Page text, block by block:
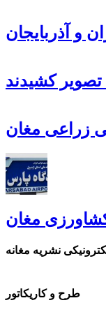
و آذربایجان
کشیدند
زراعی مغان
مغان
نشریه مغانه
طرح و کاریکاتور